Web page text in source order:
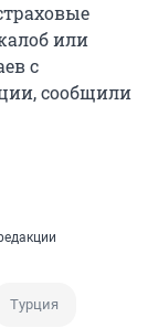
или
с
сообщили
Турция